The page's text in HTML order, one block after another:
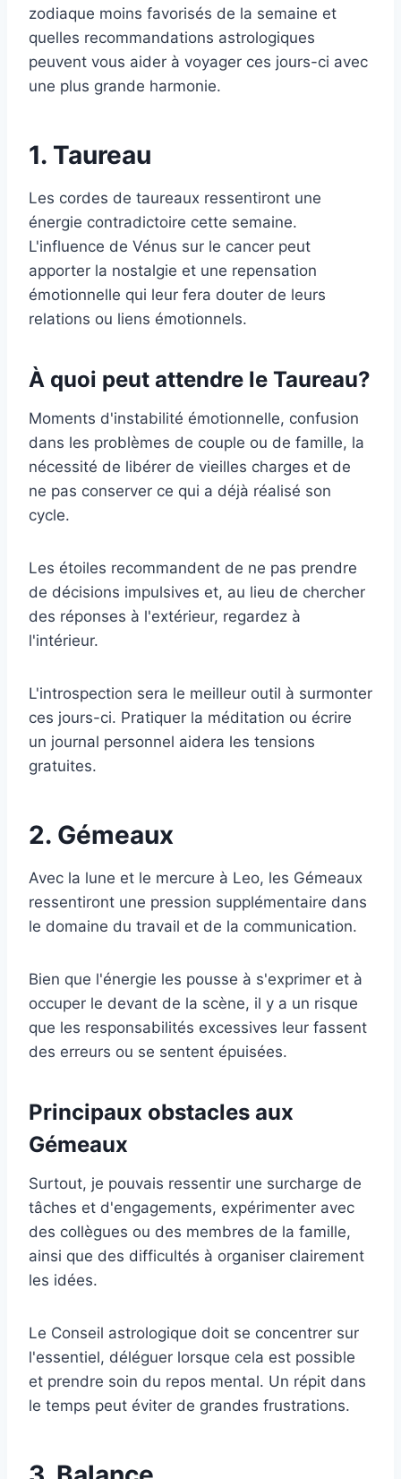
zodiaque moins favorisés de la semaine et
quelles recommandations astrologiques
peuvent vous aider à voyager ces jours-ci avec
une plus grande harmonie.
1. Taureau
Les cordes de taureaux ressentiront une
énergie contradictoire cette semaine.
L'influence de Vénus sur le cancer peut
apporter la nostalgie et une repensation
émotionnelle qui leur fera douter de leurs
relations ou liens émotionnels.
À quoi peut attendre le Taureau?
Moments d'instabilité émotionnelle, confusion
dans les problèmes de couple ou de famille, la
nécessité de libérer de vieilles charges et de
ne pas conserver ce qui a déjà réalisé son
cycle.
Les étoiles recommandent de ne pas prendre
de décisions impulsives et, au lieu de chercher
des réponses à l'extérieur, regardez à
l'intérieur.
L'introspection sera le meilleur outil à surmonter
ces jours-ci. Pratiquer la méditation ou écrire
un journal personnel aidera les tensions
gratuites.
2. Gémeaux
Avec la lune et le mercure à Leo, les Gémeaux
ressentiront une pression supplémentaire dans
le domaine du travail et de la communication.
Bien que l'énergie les pousse à s'exprimer et à
occuper le devant de la scène, il y a un risque
que les responsabilités excessives leur fassent
des erreurs ou se sentent épuisées.
Principaux obstacles aux
Gémeaux
Surtout, je pouvais ressentir une surcharge de
tâches et d'engagements, expérimenter avec
des collègues ou des membres de la famille,
ainsi que des difficultés à organiser clairement
les idées.
Le Conseil astrologique doit se concentrer sur
l'essentiel, déléguer lorsque cela est possible
et prendre soin du repos mental. Un répit dans
le temps peut éviter de grandes frustrations.